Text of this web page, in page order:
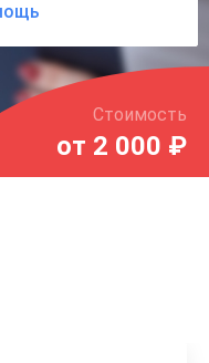
Стоимость
от 2 000 ₽